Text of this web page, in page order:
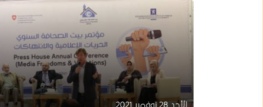
الأحد 28 نوفمبر 2021